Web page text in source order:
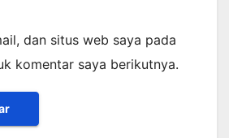
dan situs web saya pada
komentar saya berikutnya.